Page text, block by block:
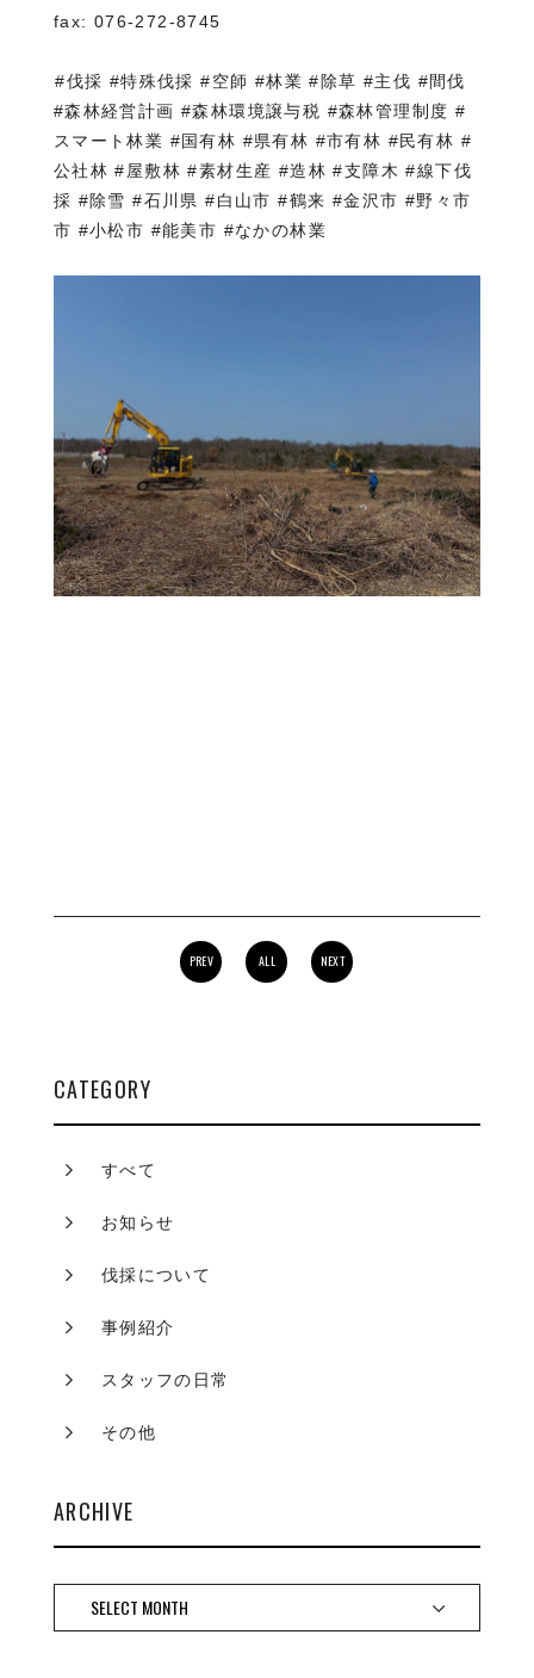
fax: 076-272-8745
⁡#伐採 #特殊伐採 #空師 #林業 #除草 #主伐 #間伐
#森林経営計画 #森林環境譲与税 #森林管理制度 #
スマート林業 #国有林 #県有林 #市有林 #民有林 #
公社林 #屋敷林 #素材生産 #造林 #支障木 #線下伐
採 #除雪 #石川県 #白山市 #鶴来 #金沢市 #野々市
市 #小松市 #能美市 #なかの林業
PREV ALL NEXT
CATEGORY
すべて
お知らせ
伐採について
事例紹介
スタッフの日常
その他
ARCHIVE